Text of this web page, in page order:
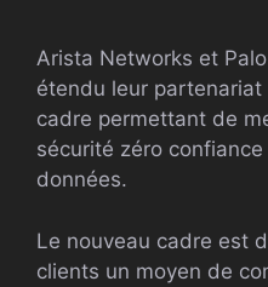
Arista Networks et
étendu leur
cadre permettant de
sécurité zéro
données.
Le nouveau cadre est
clients un moyen de